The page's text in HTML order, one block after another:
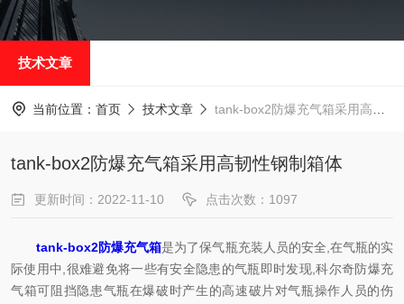
技术文章
当前位置： 首页 技术文章 tank-box2防爆充气箱采用高韧性钢制箱体
tank-box2防爆充气箱采用高韧性钢制箱体
更新时间：2022-11-10 点击次数：1097
tank-box2防爆充气箱是为了保气瓶充装人员的安全,在气瓶的实
际使用中,很难避免将一些有安全隐患的气瓶即时发现,科尔奇防爆充
气箱可阻挡隐患气瓶在爆破时产生的高速破片对气瓶操作人员的伤